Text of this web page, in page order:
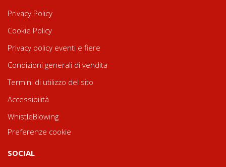
Privacy Policy
Cookie Policy
Privacy policy eventi e fiere
Condizioni generali di vendita
Termini di utilizzo del sito
Accessibilità
WhistleBlowing
Preferenze cookie
SOCIAL